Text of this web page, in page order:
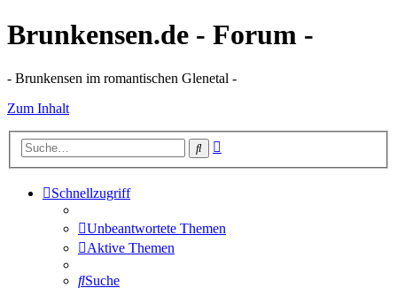
Brunkensen.de - Forum -
- Brunkensen im romantischen Glenetal -
Zum Inhalt
Suche
Schnellzugriff
Unbeantwortete Themen
Aktive Themen
Suche